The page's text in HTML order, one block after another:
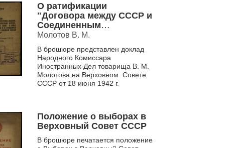
О ратификации
"Договора между СССР и
Соединенным
Королевством в
и войне против
гитлеровской Германии и
ее сообщников в Европе
и о сотрудничестве и
Молотов В. М.
В брошюре представлен доклад
Народного Комиссара
Иностранных Дел товарища В. М.
Молотова на Верховном Совете
СССР от 18 июня 1942 г.
Положение о выборах в
Верховный Совет СССР
В брошюре печатается положение